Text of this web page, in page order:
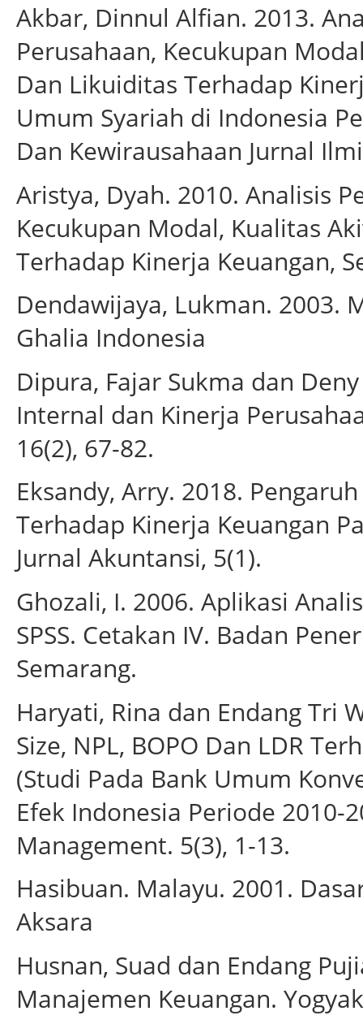
Akbar, Dinnul Alfian. 2013.
Perusahaan, Kecukupan
Dan Likuiditas Terhadap
Umum Syariah di Indonesia
Dan Kewirausahaan Jurnal
Aristya, Dyah. 2010. Analisis
Kecukupan Modal, Kualitas
Terhadap Kinerja Keuangan,
Dendawijaya, Lukman. 2003.
Ghalia Indonesia
Dipura, Fajar Sukma dan
Internal dan Kinerja
16(2), 67-82.
Eksandy, Arry. 2018.
Terhadap Kinerja Keuangan
Jurnal Akuntansi, 5(1).
Ghozali, I. 2006. Aplikasi
SPSS. Cetakan IV. Badan
Semarang.
Haryati, Rina dan Endang Tri
Size, NPL, BOPO Dan LDR
(Studi Pada Bank Umum
Efek Indonesia Periode 2010-
Management. 5(3), 1-13.
Hasibuan. Malayu. 2001.
Aksara
Husnan, Suad dan Endang
Manajemen Keuangan.